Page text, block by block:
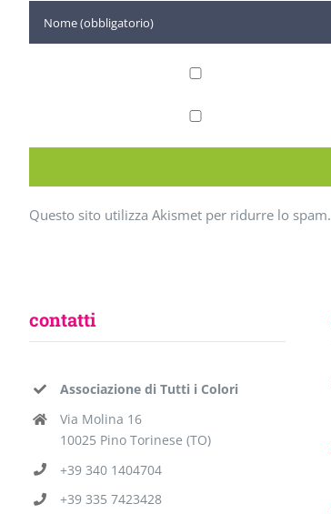
Questo sito utilizza Akismet per ridurre lo spam.
contatti
Associazione di Tutti i Colori
Via Molina 16
10025 Pino Torinese (TO)
+39 340 1404704
+39 335 7423428